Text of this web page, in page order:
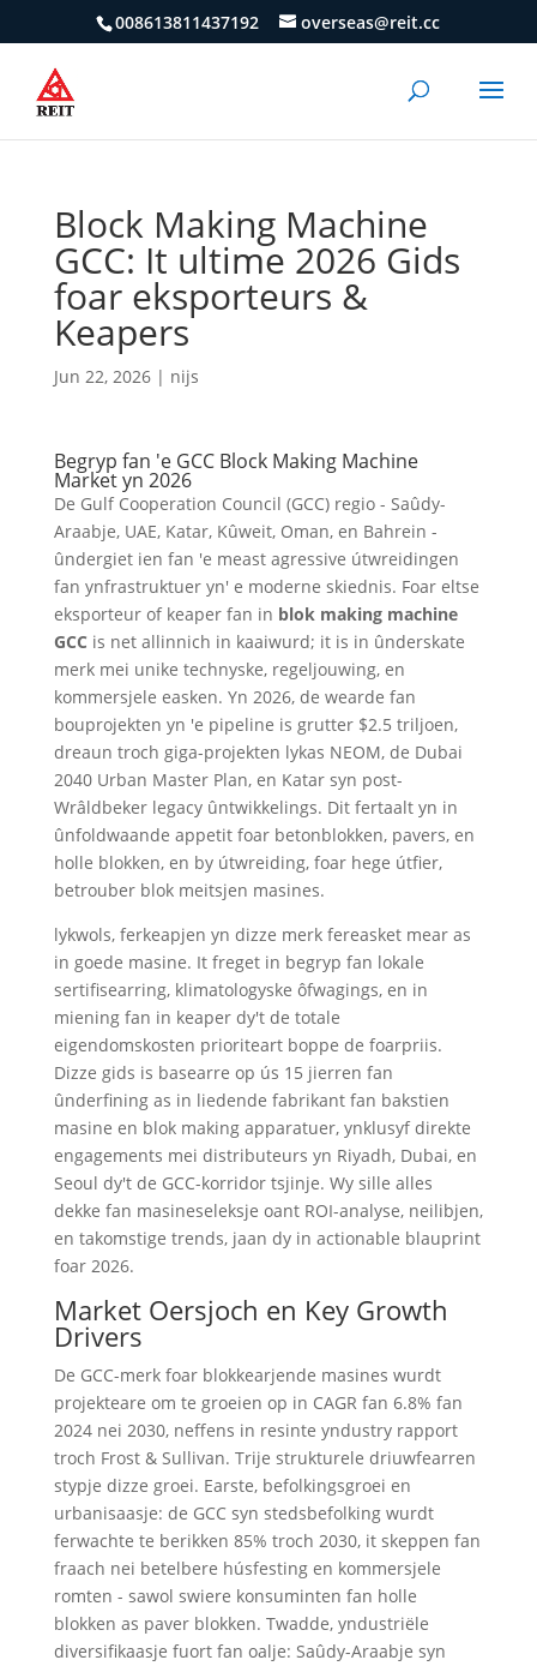
008613811437192 overseas@reit.cc
Block Making Machine
GCC: It ultime 2026 Gids
foar eksporteurs &
Keapers
Jun 22, 2026| nijs
Begryp fan 'e GCC Block Making Machine
Market yn 2026
De Gulf Cooperation Council (GCC) regio - Saûdy-
Araabje, UAE, Katar, Kûweit, Oman, en Bahrein -
ûndergiet ien fan 'e meast agressive útwreidingen
fan ynfrastruktuer yn' e moderne skiednis. Foar eltse
eksporteur of keaper fan in blok making machine
GCC is net allinnich in kaaiwurd; it is in ûnderskate
merk mei unike technyske, regeljouwing, en
kommersjele easken. Yn 2026, de wearde fan
bouprojekten yn 'e pipeline is grutter $2.5 triljoen,
dreaun troch giga-projekten lykas NEOM, de Dubai
2040 Urban Master Plan, en Katar syn post-
Wrâldbeker legacy ûntwikkelings. Dit fertaalt yn in
ûnfoldwaande appetit foar betonblokken, pavers, en
holle blokken, en by útwreiding, foar hege útfier,
betrouber blok meitsjen masines.
lykwols, ferkeapjen yn dizze merk fereasket mear as
in goede masine. It freget in begryp fan lokale
sertifisearring, klimatologyske ôfwagings, en in
miening fan in keaper dy't de totale
eigendomskosten prioriteart boppe de foarpriis.
Dizze gids is basearre op ús 15 jierren fan
ûnderfining as in liedende fabrikant fan bakstien
masine en blok making apparatuer, ynklusyf direkte
engagements mei distributeurs yn Riyadh, Dubai, en
Seoul dy't de GCC-korridor tsjinje. Wy sille alles
dekke fan masineseleksje oant ROI-analyse, neilibjen,
en takomstige trends, jaan dy in actionable blauprint
foar 2026.
Market Oersjoch en Key Growth
Drivers
De GCC-merk foar blokkearjende masines wurdt
projekteare om te groeien op in CAGR fan 6.8% fan
2024 nei 2030, neffens in resinte yndustry rapport
troch Frost & Sullivan. Trije strukturele driuwfearren
stypje dizze groei. Earste, befolkingsgroei en
urbanisaasje: de GCC syn stedsbefolking wurdt
ferwachte te berikken 85% troch 2030, it skeppen fan
fraach nei betelbere húsfesting en kommersjele
romten - sawol swiere konsuminten fan holle
blokken as paver blokken. Twadde, yndustriële
diversifikaasje fuort fan oalje: Saûdy-Araabje syn